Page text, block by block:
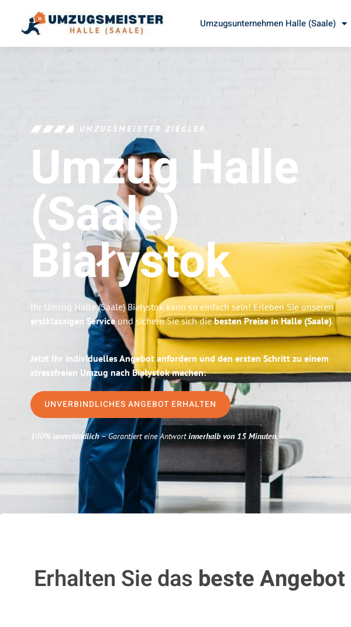
Umzugsunternehmen Halle (Saale)
UMZUGSMEISTER ZIEGLER
Umzug Halle
(Saale)
Białystok
Ihr Umzug Halle (Saale) Białystok kann so einfach sein! Erleben Sie unseren
erstklassigen Serviceund sichern Sie sich diebesten Preise in Halle (Saale).
Jetzt Ihr individuelles Angebot anfordern und den ersten Schritt zu einem
stressfreien Umzug nach Białystok machen:
UNVERBINDLICHES ANGEBOT ERHALTEN
100% unverbindlich– Garantiert eine Antwortinnerhalb von 15 Minuten.
Erhalten Sie das beste Angebot